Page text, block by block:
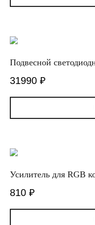
Подвесной
31990 ₽
Усилитель для RGB
810 ₽